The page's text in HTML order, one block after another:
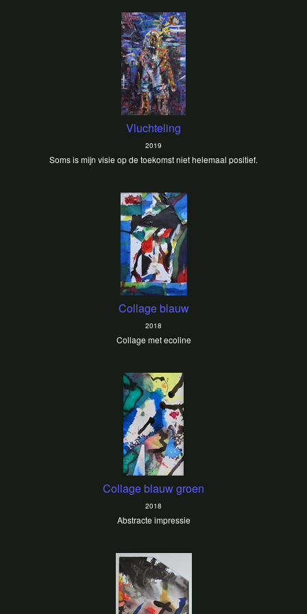
Vluchteling
2019
Soms is mijn visie op de toekomst niet helemaal positief.
Collage blauw
2018
Collage met ecoline
Collage blauw groen
2018
Abstracte impressie